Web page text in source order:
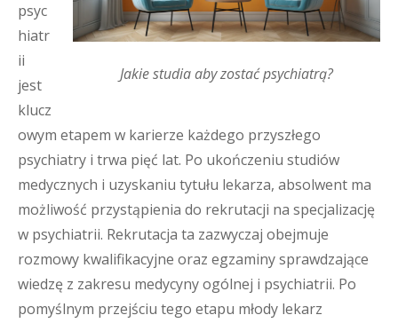
Jakie studia aby zostać psychiatrą?
psyc
hiatr
ii
jest
klucz
owym etapem w karierze każdego przyszłego
psychiatry i trwa pięć lat. Po ukończeniu studiów
medycznych i uzyskaniu tytułu lekarza, absolwent ma
możliwość przystąpienia do rekrutacji na specjalizację
w psychiatrii. Rekrutacja ta zazwyczaj obejmuje
rozmowy kwalifikacyjne oraz egzaminy sprawdzające
wiedzę z zakresu medycyny ogólnej i psychiatrii. Po
pomyślnym przejściu tego etapu młody lekarz